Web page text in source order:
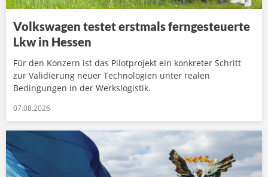
Volkswagen testet erstmals ferngesteuerte
Lkw in Hessen
Für den Konzern ist das Pilotprojekt ein konkreter Schritt
zur Validierung neuer Technologien unter realen
Bedingungen in der Werkslogistik.
07.08.2026